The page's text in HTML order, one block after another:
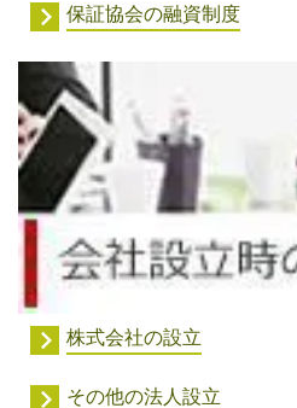
保証協会の融資制度
株式会社の設立
その他の法人設立